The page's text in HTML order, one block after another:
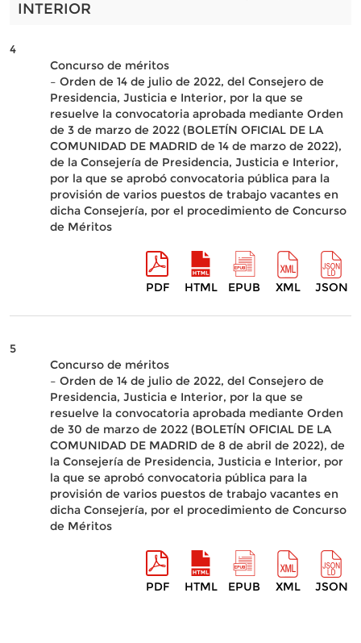
INTERIOR
4
Concurso de méritos
– Orden de 14 de julio de 2022, del Consejero de
Presidencia, Justicia e Interior, por la que se
resuelve la convocatoria aprobada mediante Orden
de 3 de marzo de 2022 (BOLETÍN OFICIAL DE LA
COMUNIDAD DE MADRID de 14 de marzo de 2022),
de la Consejería de Presidencia, Justicia e Interior,
por la que se aprobó convocatoria pública para la
provisión de varios puestos de trabajo vacantes en
dicha Consejería, por el procedimiento de Concurso
de Méritos
PDF HTML EPUB XML JSON
5
Concurso de méritos
– Orden de 14 de julio de 2022, del Consejero de
Presidencia, Justicia e Interior, por la que se
resuelve la convocatoria aprobada mediante Orden
de 30 de marzo de 2022 (BOLETÍN OFICIAL DE LA
COMUNIDAD DE MADRID de 8 de abril de 2022), de
la Consejería de Presidencia, Justicia e Interior, por
la que se aprobó convocatoria pública para la
provisión de varios puestos de trabajo vacantes en
dicha Consejería, por el procedimiento de Concurso
de Méritos
PDF HTML EPUB XML JSON